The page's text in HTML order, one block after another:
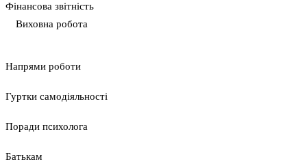
Фінансова звітність
Виховна робота
Напрями роботи
Гуртки самодіяльності
Поради психолога
Батькам